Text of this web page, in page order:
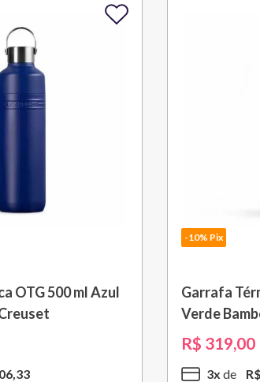
OTG 500 ml Azul
,33
-10% Pix
Garrafa
Verde
R$ 319,00
3x R$